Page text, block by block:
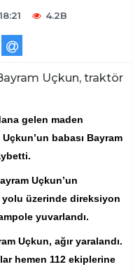
4.2B
Uçkun, traktör
gelen maden
babası Bayram
Uçkun’un
yolu üzerinde direksiyon
yuvarlandı.
Uçkun, ağır yaralandı.
hemen 112 ekiplerine